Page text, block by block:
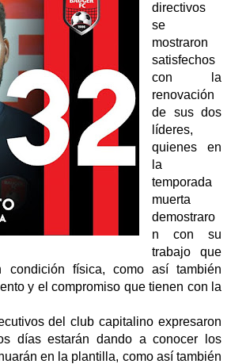
directivos
se
mostraron
satisfechos
con la
renovación
de sus dos
líderes,
quienes en
la
temporada
muerta
demostraro
n con su
trabajo que
física, como así también
y el compromiso que tienen con la
del club capitalino expresaron
días estarán dando a conocer los
en la plantilla, como así también